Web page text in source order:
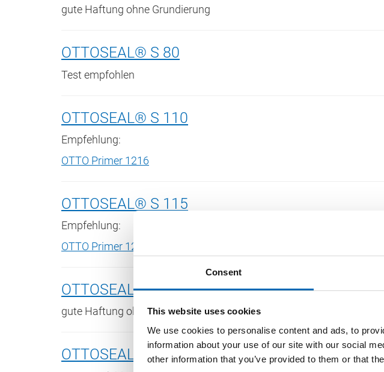
Consent
This website uses cookies
We use cookies to personalise content and ads, to
information about your use of our site with our social
other information that you’ve provided to them or that
gute Haftung ohne Grundierung
OTTOSEAL® S 80
Test empfohlen
OTTOSEAL® S 110
Empfehlung:
OTTO Primer 1216
OTTOSEAL® S 115
Empfehlung:
OTTO Primer 1216
OTTOSEAL® S 117
gute Haftung ohne Grundierung
OTTOSEAL® S 120